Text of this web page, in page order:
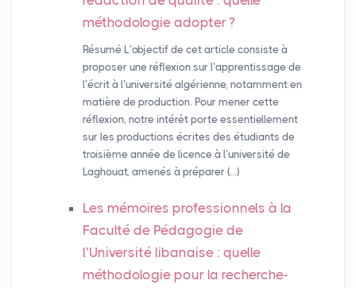
méthodologie adopter?
Résumé L’objectif de cet article consiste à
proposer une réflexion sur l’apprentissage de
l’écrit à l’université algérienne, notamment en
matière de production. Pour mener cette
réflexion, notre intérêt porte essentiellement
sur les productions écrites des étudiants de
troisième année de licence à l’université de
Laghouat, amenés à préparer (…)
Les mémoires professionnels à la
Faculté de Pédagogie de
l’Université libanaise : quelle
méthodologie pour la recherche-